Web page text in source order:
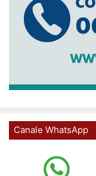
Canale WhatsApp